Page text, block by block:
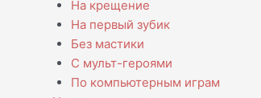
На крещение
На первый зубик
Без мастики
С мульт-героями
По компьютерным играм